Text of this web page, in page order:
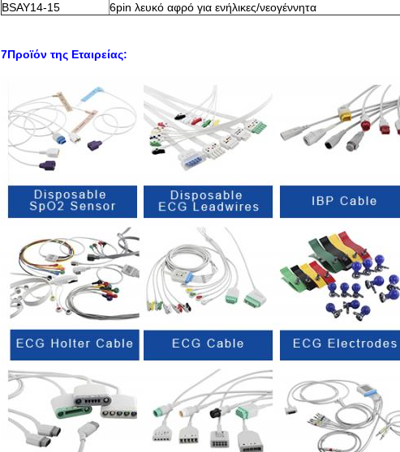
BSAY14-15
6pin λευκό αφρό για ενήλικες/νεογέννητα
7Προϊόν της Εταιρείας: